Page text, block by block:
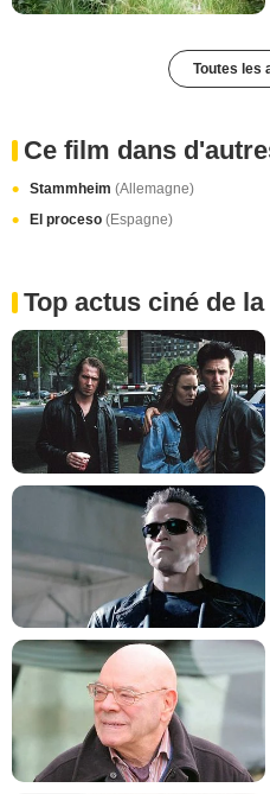
Toutes les
Ce film dans
Stammheim (Allemagne)
El proceso (Espagne)
Top actus ciné de